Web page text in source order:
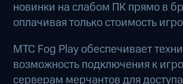
новинки на слабом ПК прямо в
оплачивая только стоимость
МТС Fog Play обеспечивает
возможность подключения к
серверам мерчантов для